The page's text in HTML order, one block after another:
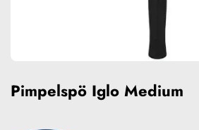
Pimpelspö Iglo Medium